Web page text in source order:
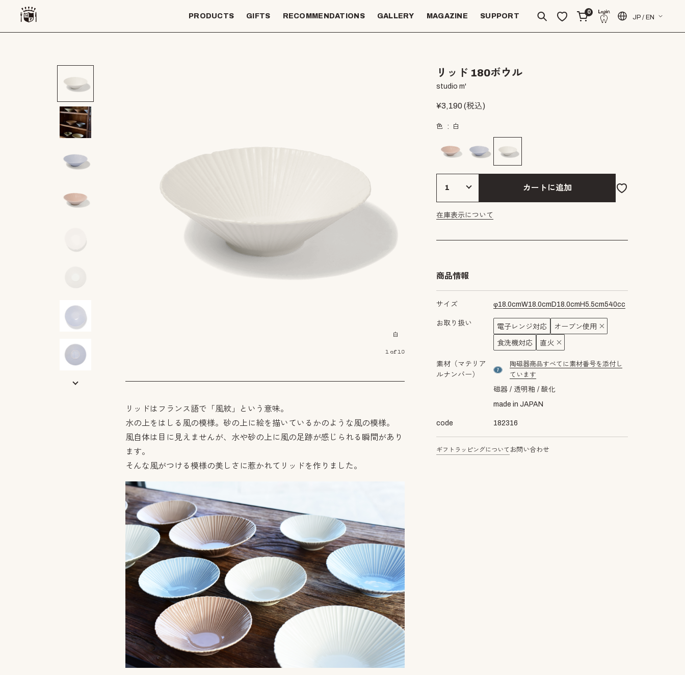
PRODUCTS GIFTS RECOMMENDATIONS GALLERY MAGAZINE SUPPORT
0
JP / EN
白
1of10
リッド 180ボウル
studio m'
¥3,190(税込)
色 白
カートに追加
在庫表示について
商品情報
サイズ φ18.0cmW18.0cm D18.0cm H5.5cm540cc
お取り扱い 電子レンジ対応 オーブン使用
食洗機対応 直火
素材（マテリア
ルナンバー）
material number7
陶磁器商品すべてに素材番号を添付し
ています
磁器 透明釉
酸化
made in JAPAN
code 182316
ギフトラッピングについて お問い合わせ
リッドはフランス語で「風紋」という意味。
水の上をはしる風の模様。砂の上に絵を描いているかのような風の模様。
風自体は目に見えませんが、水や砂の上に風の足跡が感じられる瞬間があり
ます。
そんな風がつける模様の美しさに惹かれてリッドを作りました。